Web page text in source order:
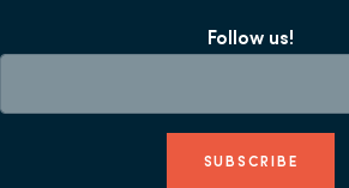
Follow us!
SUBSCRIBE